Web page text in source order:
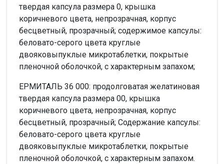
твердая капсула размера 0, крышка
коричневого цвета, непрозрачная, корпус
бесцветный, прозрачный; содержимое капсулы:
беловато-серого цвета круглые
двояковыпуклые микротаблетки, покрытые
пленочной оболочкой, с характерным запахом;
ЕРМИТАЛЬ 36 000: продолговатая желатиновая
твердая капсула размера 00, крышка
коричневого цвета, непрозрачная, корпус
бесцветный, прозрачный; Содержание капсулы:
беловато-серого цвета круглые
двояковыпуклые микротаблетки, покрытые
пленочной оболочкой, с характерным запахом.